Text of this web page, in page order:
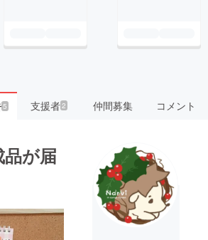
5 支援者2 仲間募集 コメント
が届